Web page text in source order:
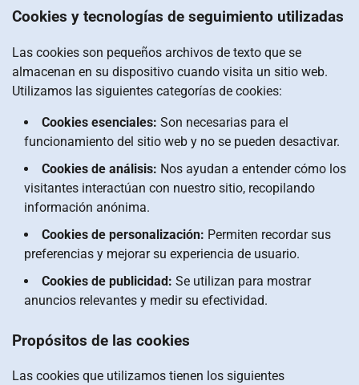
Cookies y tecnologías de seguimiento utilizadas
Las cookies son pequeños archivos de texto que se
almacenan en su dispositivo cuando visita un sitio web.
Utilizamos las siguientes categorías de cookies:
Cookies esenciales: Son necesarias para el
funcionamiento del sitio web y no se pueden desactivar.
Cookies de análisis: Nos ayudan a entender cómo los
visitantes interactúan con nuestro sitio, recopilando
información anónima.
Cookies de personalización: Permiten recordar sus
preferencias y mejorar su experiencia de usuario.
Cookies de publicidad: Se utilizan para mostrar
anuncios relevantes y medir su efectividad.
Propósitos de las cookies
Las cookies que utilizamos tienen los siguientes